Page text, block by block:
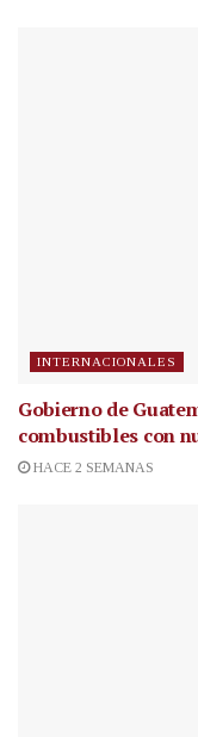
INTERNACIONALES
Gobierno de
combustibles con
HACE 2 SEMANAS